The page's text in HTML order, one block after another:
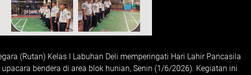
(Rutan) Kelas I Labuhan Deli memperingati Hari Lahir Pancasila
bendera di area blok hunian, Senin (1/6/2026). Kegiatan ini